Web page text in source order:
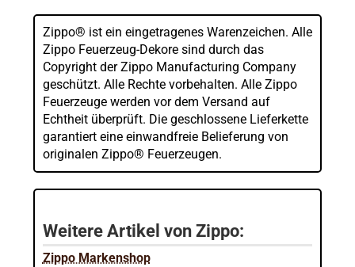
Zippo® ist ein eingetragenes Warenzeichen. Alle
Zippo Feuerzeug-Dekore sind durch das
Copyright der Zippo Manufacturing Company
geschützt. Alle Rechte vorbehalten. Alle Zippo
Feuerzeuge werden vor dem Versand auf
Echtheit überprüft. Die geschlossene Lieferkette
garantiert eine einwandfreie Belieferung von
originalen Zippo® Feuerzeugen.
Weitere Artikel von Zippo:
Zippo Markenshop